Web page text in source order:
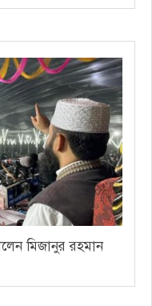
মিজানুর রহমান